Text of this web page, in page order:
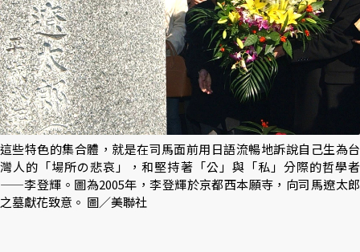
這些特色的集合體，就是在司馬面前用日語流暢地訴說自己生為台
灣人的「場所の悲哀」，和堅持著「公」與「私」分際的哲學者
——李登輝。圖為2005年，李登輝於京都西本願寺，向司馬遼太郎
之墓獻花致意。 圖／美聯社